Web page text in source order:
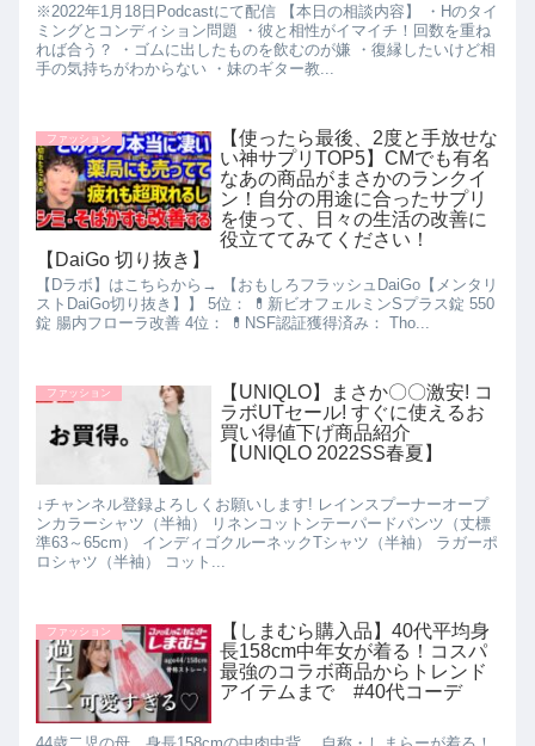
※2022年1月18日Podcastにて配信 【本日の相談内容】 ・Hのタイ
ミングとコンディション問題 ・彼と相性がイマイチ！回数を重ね
れば合う？ ・ゴムに出したものを飲むのが嫌 ・復縁したいけど相
手の気持ちがわからない ・妹のギター教...
ファッション
【使ったら最後、2度と手放せな
い神サプリTOP5】CMでも有名
なあの商品がまさかのランクイ
ン！自分の用途に合ったサプリ
を使って、日々の生活の改善に
役立ててみてください！
【DaiGo 切り抜き】
【Dラボ】はこちらから→ 【おもしろフラッシュDaiGo【メンタリ
ストDaiGo切り抜き】】 5位： 💊新ビオフェルミンSプラス錠 550
錠 腸内フローラ改善 4位： 💊NSF認証獲得済み： Tho...
ファッション
【UNIQLO】まさか〇〇激安! コ
ラボUTセール! すぐに使えるお
買い得値下げ商品紹介
【UNIQLO 2022SS春夏】
↓チャンネル登録よろしくお願いします! レインスプーナーオープ
ンカラーシャツ（半袖） リネンコットンテーパードパンツ（丈標
準63～65cm） インディゴクルーネックTシャツ（半袖） ラガーポ
ロシャツ（半袖） コット...
ファッション
【しまむら購入品】40代平均身
長158cm中年女が着る！コスパ
最強のコラボ商品からトレンド
アイテムまで #40代コーデ